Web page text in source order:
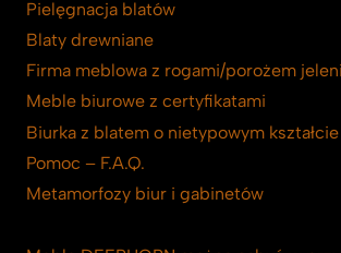
Pielęgnacja blatów
Blaty drewniane
Firma meblowa z rogami/porożem
Meble biurowe z certyfikatami
Biurka z blatem o nietypowym kształcie
Pomoc – F.A.Q.
Metamorfozy biur i gabinetów